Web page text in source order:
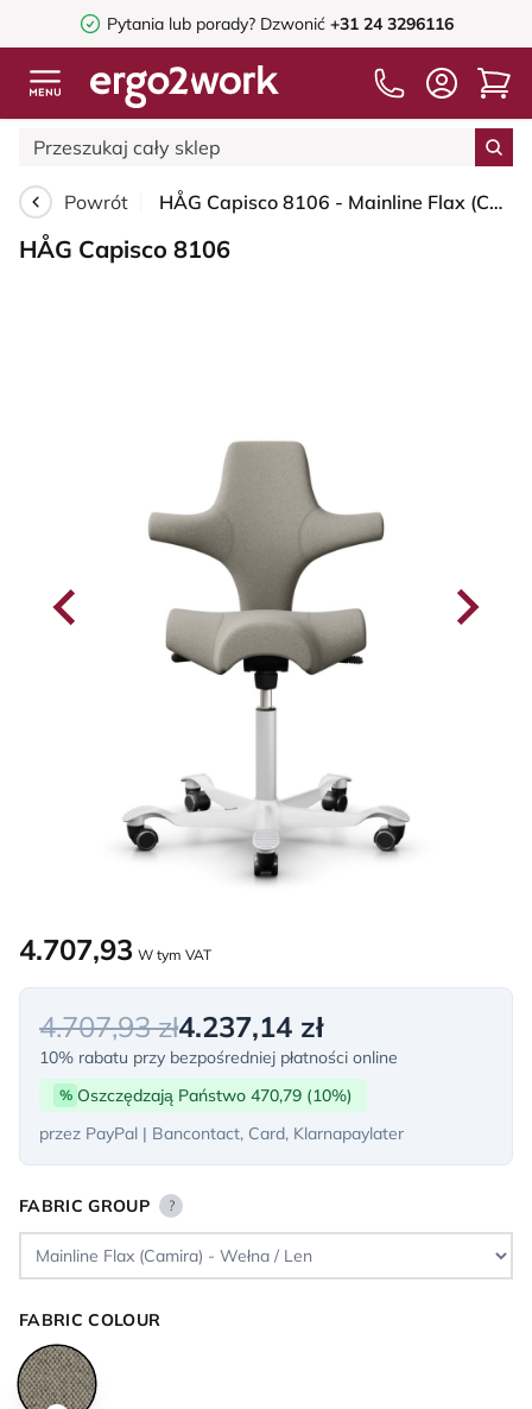
Pytania lub porady? Dzwonić +31 24 3296116
Powrót HÅG Capisco 8106 - Mainline Flax (Camira) - Wełna / Len - MLF002 Beige-Grey - White - 200 mm (seat height 46-64cm) - Hard castors for soft floors
HÅG Capisco 8106
4.707,93 W tym VAT
4.707,93 zł4.237,14 zł
10% rabatu przy bezpośredniej płatności online
% Oszczędzają Państwo 470,79 (10%)
przez PayPal | Bancontact, Card, Klarnapaylater
FABRIC GROUP ?
FABRIC COLOUR